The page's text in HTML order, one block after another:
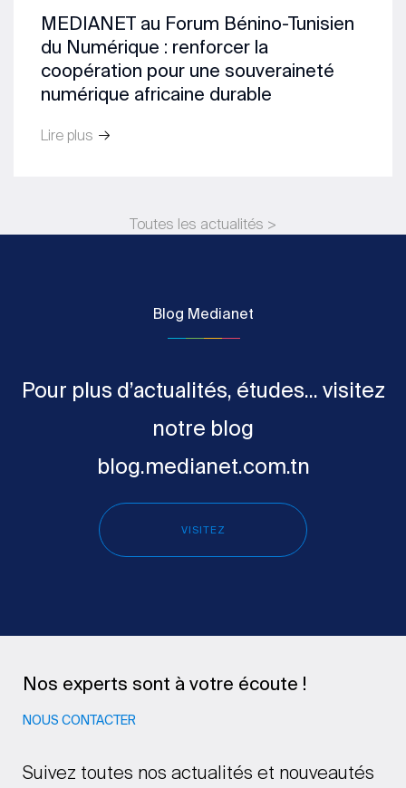
MEDIANET au Forum Bénino-Tunisien
du Numérique : renforcer la
coopération pour une souveraineté
numérique africaine durable
Lire plus
Toutes les actualités >
Blog Medianet
Pour plus d’actualités, études... visitez
notre blog
blog.medianet.com.tn
VISITEZ
Nos experts sont à votre écoute !
NOUS CONTACTER
Suivez toutes nos actualités et nouveautés